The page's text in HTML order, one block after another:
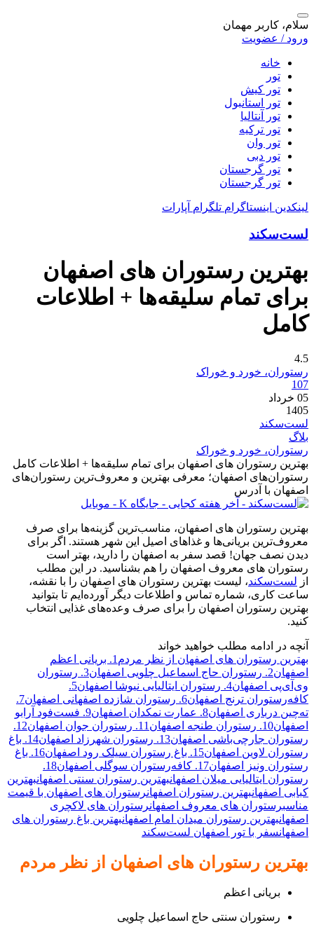
سلام، کاربر مهمان
ورود / عضویت
خانه
تور
تور کیش
تور استانبول
تور آنتالیا
تور ترکیه
تور وان
تور دبی
تور گرجستان
تور گرجستان
لینکدین اینستاگرام تلگرام آپارات
لست‌سکند
بهترین رستوران های اصفهان
برای تمام سلیقه‌ها + اطلاعات
کامل
4.5
رستوران، خورد و خوراک
107
05 خرداد
1405
لست‌سکند
بلاگ
رستوران، خورد و خوراک
بهترین رستوران های اصفهان برای تمام سلیقه‌ها + اطلاعات کامل
رستوران‌های اصفهان؛ معرفی بهترین و معروف‌ترین رستوران‌های
اصفهان با آدرس
بهترین رستوران های اصفهان، مناسب‌ترین گزینه‌ها برای صرف
معروف‌ترین بریانی‌ها و غذاهای اصیل این شهر هستند. اگر برای
دیدن نصف جهان! قصد سفر به اصفهان را دارید، بهتر است
رستوران های معروف اصفهان را هم بشناسید. در این مطلب
از لست‌سکند، لیست بهترین رستوران های اصفهان را با نقشه،
ساعت کاری، شماره تماس و اطلاعات دیگر آورده‌ایم تا بتوانید
بهترین رستوران اصفهان را برای صرف وعده‌های غذایی انتخاب
کنید.
آنچه در ادامه مطلب خواهید خواند
بهترین رستوران های اصفهان از نظر مردم 1. بریانی اعظم
اصفهان2. رستوران حاج اسماعیل چلویی اصفهان
3. رستوران
وی‌آی‌پی اصفهان4. رستوران ایتالیایی نیوشا اصفهان
5.
کافه‌رستوران ترنج اصفهان6. رستوران شازده اصفهانی اصفهان
7.
ته‌چین درباری اصفهان8. عمارت نمکدان اصفهان
9. فست‌فود آرابو
اصفهان10. رستوران طنجه اصفهان 11. رستوران جوان اصفهان
12.
رستوران جارچی‌باشی اصفهان13. رستوران شهرزاد اصفهان
14. باغ
رستوران لاوین اصفهان15. باغ رستوران سیلک رود اصفهان
16. باغ
رستوران ونیز اصفهان17. کافه‌رستوران سوگلی اصفهان
18.
رستوران ایتالیایی میلان اصفهانبهترین رستوران سنتی اصفهانبهترین
کبابی اصفهانبهترین رستوران اصفهانرستوران های اصفهان با قیمت
مناسبرستوران های معروف اصفهانرستوران های لاکچری
اصفهانبهترین رستوران میدان امام اصفهانبهترین باغ رستوران های
اصفهانسفر با تور اصفهان لست‌سکند
بهترین رستوران های اصفهان از نظر مردم
بریانی اعظم
رستوران سنتی حاج اسماعیل چلویی